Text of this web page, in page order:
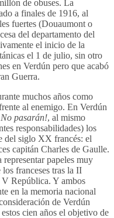
de obuses. La
a finales de 1916, al
fuertes (Douaumont o
del departamento del
el inicio de la
el 1 de julio, sin otro
en Verdún pero que acabó
Guerra.
muchos años como
al enemigo. En Verdún
pasarán!, al mismo
responsabilidades) los
del siglo XX francés: el
capitán Charles de Gaulle.
representar papeles muy
franceses tras la II
República. Y ambos
en la memoria nacional
de Verdún
cien años el objetivo de